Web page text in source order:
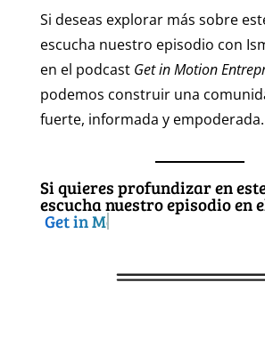
Si deseas explorar más sobre
escucha nuestro episodio con
en el podcast Get in Motion
podemos construir una
fuerte, informada y empoderada.
Si quieres profundizar en
escucha nuestro episodio en
Get in Motion Entrepreneurs